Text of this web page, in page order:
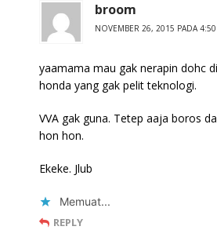
broom
NOVEMBER 26, 2015 PADA
yaamama mau gak nerapin dohc
honda yang gak pelit teknologi.
VVA gak guna. Tetep aaja boros
hon hon.
Ekeke. Jlub
Memuat...
REPLY